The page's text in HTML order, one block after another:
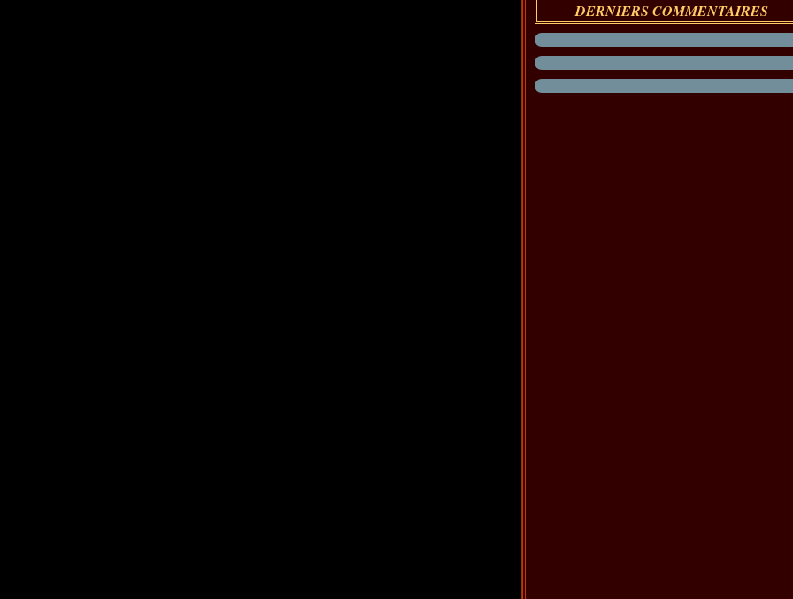
DERNIERS COMMENTAIRES